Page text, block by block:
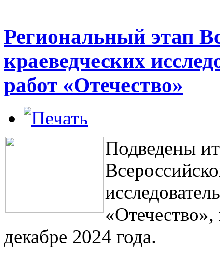
Региональный этап
краеведческих
работ «Отечество»
Подведены
декабре 2024 года.